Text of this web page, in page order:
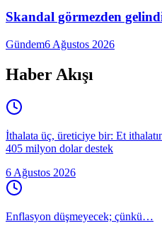
Skandal görmezden
Gündem6 Ağustos 2026
Haber Akışı
İthalata üç, üreticiye bir: Et
405 milyon dolar destek
6 Ağustos 2026
Enflasyon düşmeyecek; çünkü…